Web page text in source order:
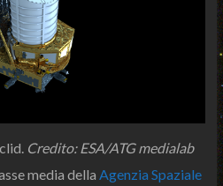
Credito: ESA/ATG medialab
media della Agenzia Spaziale